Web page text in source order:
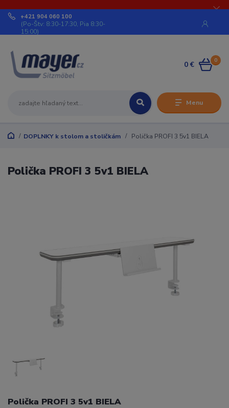
Menu
+421 904 060 100
(Po-Štv: 8:30-17:30, Pia 8:30-
15:00)
0
0 €
DOPLNKY k stolom a stoličkám Polička PROFI 3 5v1 BIELA
Polička PROFI 3 5v1 BIELA
Polička PROFI 3 5v1 BIELA